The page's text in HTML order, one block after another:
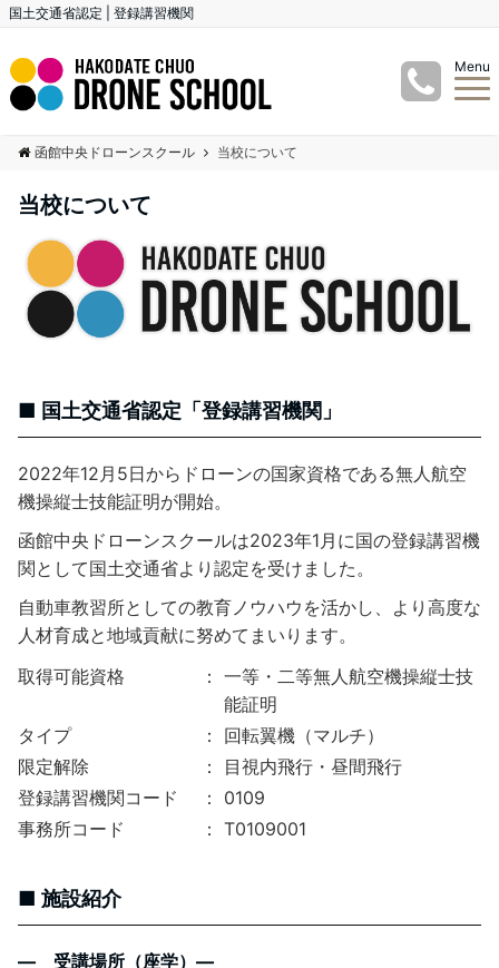
国土交通省認定 | 登録講習機関
Menu
函館中央ドローンスクール 当校について
当校について
国土交通省認定「登録講習機関」
2022年12月5日からドローンの国家資格である無人航空
機操縦士技能証明が開始。
函館中央ドローンスクールは2023年1月に国の登録講習機
関として国土交通省より認定を受けました。
自動車教習所としての教育ノウハウを活かし、より高度な
人材育成と地域貢献に努めてまいります。
取得可能資格
一等・二等無人航空機操縦士技
能証明
タイプ
回転翼機（マルチ）
限定解除
目視内飛行・昼間飛行
登録講習機関コード
0109
事務所コード
T0109001
施設紹介
― 受講場所（座学）―